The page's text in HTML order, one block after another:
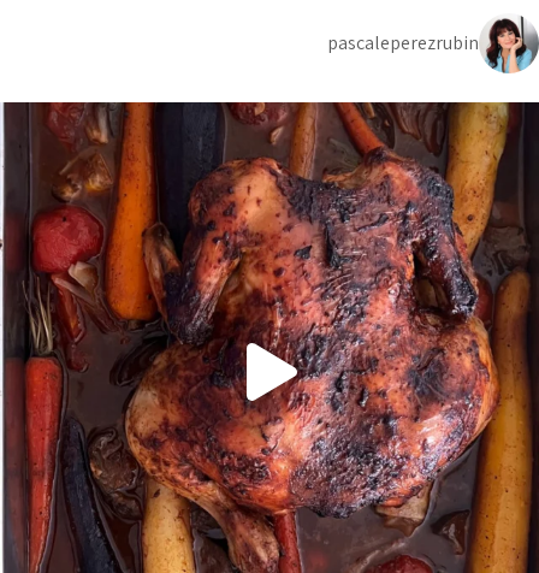
pascaleperezrubin